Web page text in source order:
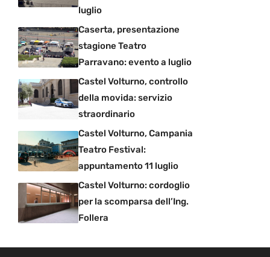
luglio
Caserta, presentazione
stagione Teatro
Parravano: evento a luglio
Castel Volturno, controllo
della movida: servizio
straordinario
Castel Volturno, Campania
Teatro Festival:
appuntamento 11 luglio
Castel Volturno: cordoglio
per la scomparsa dell’Ing.
Follera